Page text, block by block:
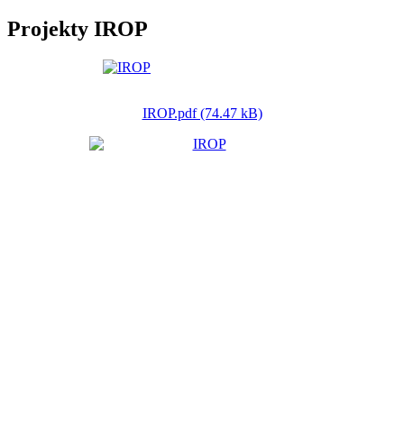
Projekty IROP
IROP.pdf (74.47 kB)